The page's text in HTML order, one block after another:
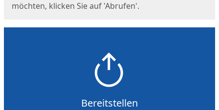
möchten, klicken Sie auf 'Abrufen'.
Bereitstellen